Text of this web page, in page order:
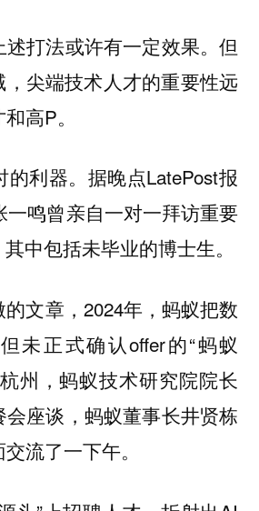
打法或许有一定效果。但
尖端技术人才的重要性远
高P。
利器。据晚点LatePost报
一鸣曾亲自一对一拜访重要
中包括未毕业的博士生。
文章，2024年，蚂蚁把数
未正式确认offer的“蚂蚁
州，蚂蚁技术研究院院长
座谈，蚂蚁董事长井贤栋
流了一下午。